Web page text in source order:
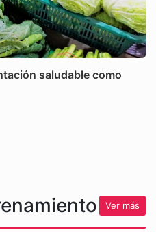
saludable como
Ver más